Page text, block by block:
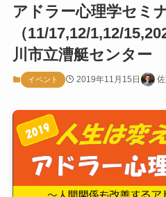
アドラー心理学セミ
（11/17,12/1,12/
川市立漕艇センター
イベント 2019年11月15日